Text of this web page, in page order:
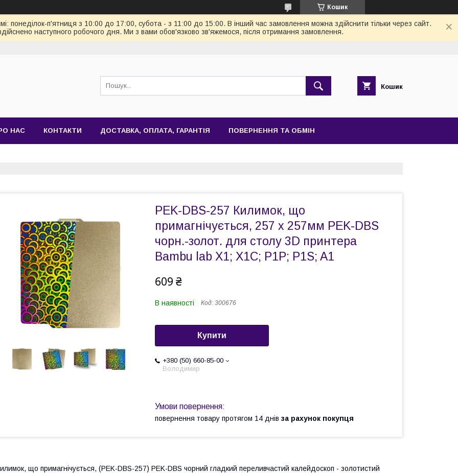
Кошик
понеділок-п'ятниця з 10:00 до 17:00, субота - з 11:00 до 15:00. В інший час замовлення можна здійснити тільки через сайт.
наступного робочого дня. Ми з вами обов'язково зв'яжемося, після отримання замовлення.
Кошик
НАС КОНТАКТИ ДОСТАВКА, ОПЛАТА, ГАРАНТІЯ ПОВЕРНЕННЯ ТА ОБМІН
PEK-DBS-257 Килимок, що
примагнічується, 257 х 257мм PEK-DBS
чорн.-золот. для столу 3D принтера
Bambu lab X1; X1C; P1P; P1S; A1
609 ₴
В наявності Код: 300676
Купити
+380 (50) 660-85-00
Володимир
повернення товару протягом 14 днів за рахунок покупця
що примагнічується, (PEK-DBS-257) PEK-DBS чорний гладкий переливчастий калейдоскоп - золотистий